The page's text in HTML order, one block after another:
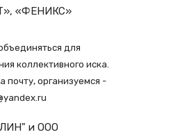
«ФЕНИКС»
для
коллективного иска.
почту, организуемся -
и ООО